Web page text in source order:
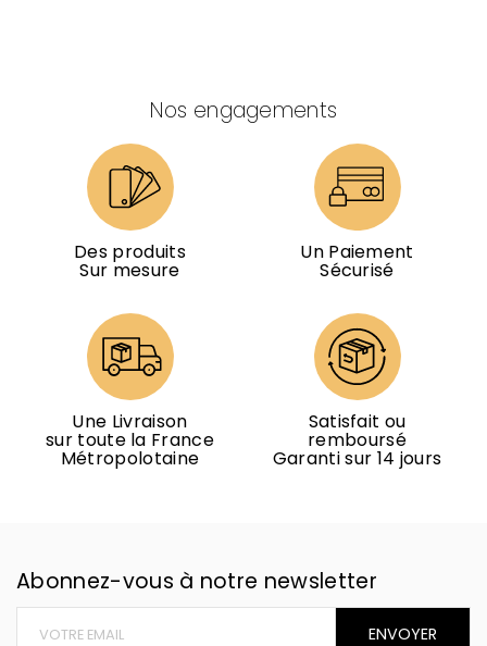
Nos engagements
Des produits
Sur mesure
Un Paiement
Sécurisé
Une Livraison
sur toute la France
Métropolotaine
Satisfait ou
remboursé
Garanti sur 14 jours
Abonnez-vous à notre newsletter
ENVOYER